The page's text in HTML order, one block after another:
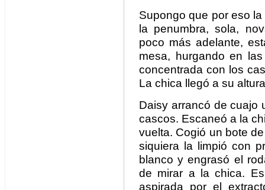
Supongo que por eso
la penumbra, sola,
poco más adelante,
mesa, hurgando en
concentrada con los
La chica llegó a su
Daisy arrancó de cuajo
cascos. Escaneó a la
vuelta. Cogió un bote
siquiera la limpió con
blanco y engrasó el
de mirar a la chica.
aspirada por el